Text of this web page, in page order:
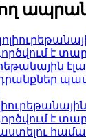
է